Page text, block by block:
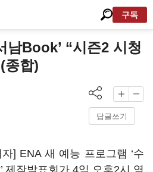
구독
남Book’ “시즌2 시청
종합)
답글쓰기
] ENA새 예능 프로그램 ‘수
제작발표회가 4일 오후2시 열